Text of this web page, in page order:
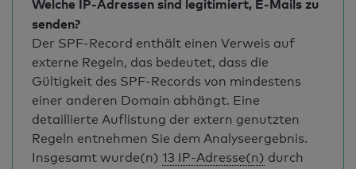
Welche IP-Adressen sind legitimiert, E-Mails zu
senden?
Der SPF-Record enthält einen Verweis auf
externe Regeln, das bedeutet, dass die
Gültigkeit des SPF-Records von mindestens
einer anderen Domain abhängt. Eine
detaillierte Auflistung der extern genutzten
Regeln entnehmen Sie dem Analyseergebnis.
Insgesamt wurde(n) 13 IP-Adresse(n) durch